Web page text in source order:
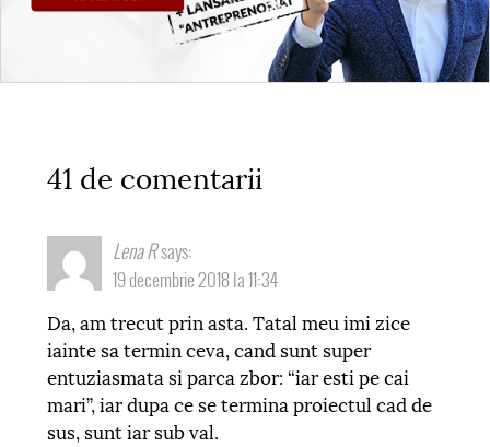
41 de comentarii
Lena Rsays:
19 decembrie 2018 la 11:34
Da, am trecut prin asta. Tatal meu imi zice
iainte sa termin ceva, cand sunt super
entuziasmata si parca zbor: “iar esti pe cai
mari”, iar dupa ce se termina proiectul cad de
sus, sunt iar sub val.